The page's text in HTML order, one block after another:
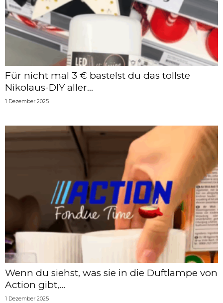
Für nicht mal 3 € bastelst du das tollste
Nikolaus-DIY aller...
1 Dezember 2025
Wenn du siehst, was sie in die Duftlampe von
Action gibt,...
1 Dezember 2025